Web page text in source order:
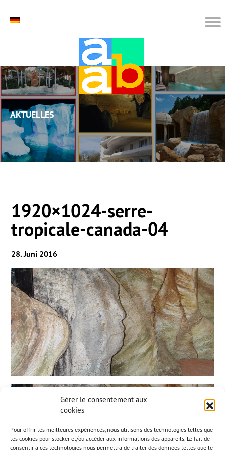
Gérer le consentement aux
cookies
Pour offrir les meilleures expériences, nous utilisons des technologies telles que
les cookies pour stocker et/ou accéder aux informations des appareils. Le fait de
consentir à ces technologies nous permettra de traiter des données telles que le
Aktuelles
1920×1024-serre-
tropicale-canada-04
28. Juni 2016